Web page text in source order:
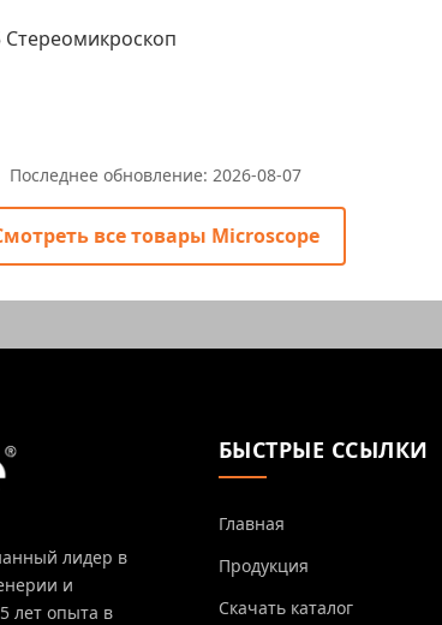
Стереомикроскоп
Последнее обновление: 2026-08-07
все товары Microscope
лидер в
и
лет опыта в
БЫСТРЫЕ ССЫЛКИ
Главная
Продукция
Скачать каталог